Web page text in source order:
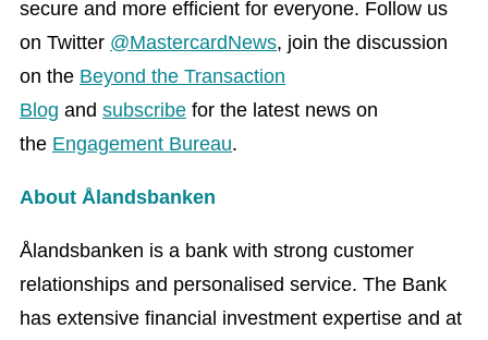
secure and more efficient for everyone. Follow us
on Twitter @MastercardNews, join the discussion
on the Beyond the Transaction
Blog and subscribe for the latest news on
the Engagement Bureau.
About Ålandsbanken
Ålandsbanken is a bank with strong customer
relationships and personalised service. The Bank
has extensive financial investment expertise and at